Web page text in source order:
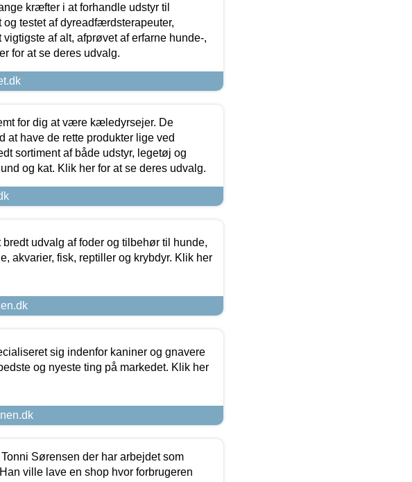
kræfter i at forhandle udstyr til
testet af dyreadfærdsterapeuter,
af alt, afprøvet af erfarne hunde-,
for at se deres udvalg.
for dig at være kæledyrsejer. De
at have de rette produkter lige ved
sortiment af både udstyr, legetøj og
og kat. Klik her for at se deres udvalg.
udvalg af foder og tilbehør til hunde,
akvarier, fisk, reptiller og krybdyr. Klik her
sig indenfor kaniner og gnavere
og nyeste ting på markedet. Klik her
Sørensen der har arbejdet som
ville lave en shop hvor forbrugeren